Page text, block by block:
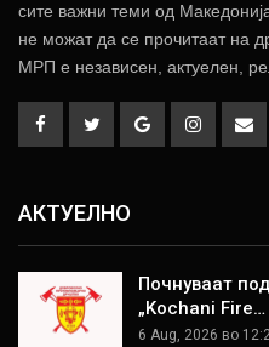
сите важни теми од
не можат да се прочитаат на
МРП е независен, актуелен,
АКТУЕЛНО
Почнуваат
„Kochani Fire…
6 Aug, 2026 во